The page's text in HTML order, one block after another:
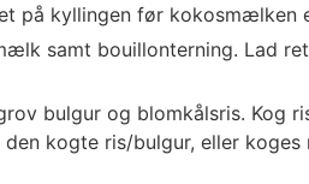
på kyllingen før kokosmælken
samt bouillonterning. Lad
bulgur og blomkålsris. Kog
kogte ris/bulgur, eller koges